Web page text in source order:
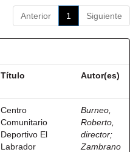
Anterior 1 Siguiente
Título Autor(es)
Centro
Comunitario
Deportivo El
Labrador
Burneo,
Roberto,
director;
Zambrano